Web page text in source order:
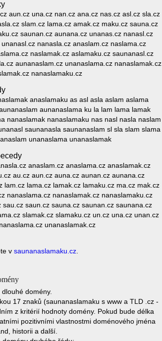
aun.cz una.cz nan.cz ana.cz nas.cz asl.cz sla.cz
slam.cz lama.cz amak.cz maku.cz sauna.cz
saunan.cz aunana.cz unanas.cz nanasl.cz
nanasla.cz anaslam.cz naslama.cz
naslamak.cz aslamaku.cz saunanasl.cz
aunanaslam.cz unanaslama.cz nanaslamak.cz
nanaslamaku.cz
anaslamaku as asl asla aslam aslama
aunanaslama ku la lam lama lamak
nanaslamak nanaslamaku nas nasl nasla naslam
saunanasla saunanaslam sl sla slam slama
unanaslama unanaslamak
anaslam.cz anaslama.cz anaslamak.cz
au.cz aun.cz auna.cz aunan.cz aunana.cz
lama.cz lamak.cz lamaku.cz ma.cz mak.cz
nanaslama.cz nanaslamak.cz nanaslamaku.cz
saun.cz sauna.cz saunan.cz saunana.cz
slamak.cz slamaku.cz un.cz una.cz unan.cz
unanaslamak.cz
v saunanaslamaku.cz
domény.
17 znaků (saunanaslamaku s www a TLD .cz -
z kritérií hodnoty domény. Pokud bude délka
pozitivními vlastnostmi doménového jména
historii a další.